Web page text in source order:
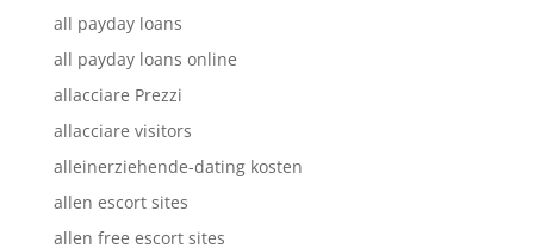
all payday loans
all payday loans online
allacciare Prezzi
allacciare visitors
alleinerziehende-dating kosten
allen escort sites
allen free escort sites